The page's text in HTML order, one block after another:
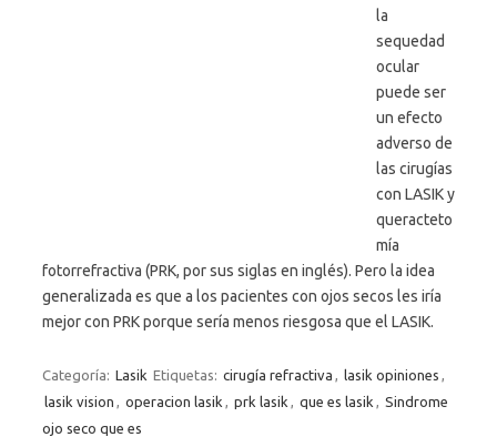
la
sequedad
ocular
puede ser
un efecto
adverso de
las cirugías
con LASIK y
queracteto
mía
fotorrefractiva (PRK, por sus siglas en inglés). Pero la idea
generalizada es que a los pacientes con ojos secos les iría
mejor con PRK porque sería menos riesgosa que el LASIK.
Categoría: Lasik Etiquetas: cirugía refractiva , lasik opiniones ,
lasik vision , operacion lasik , prk lasik , que es lasik , Sindrome
ojo seco que es